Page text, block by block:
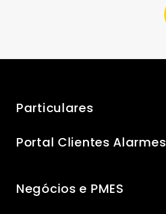
Particulares
Portal Clientes Alarmes
Negócios e PMES